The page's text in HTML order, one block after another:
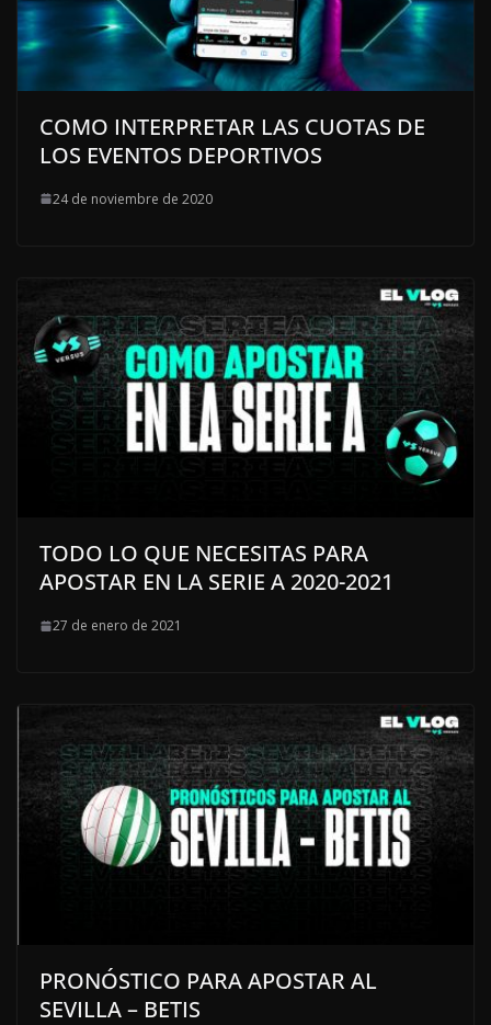
COMO INTERPRETAR LAS CUOTAS DE
LOS EVENTOS DEPORTIVOS
24 de noviembre de 2020
TODO LO QUE NECESITAS PARA
APOSTAR EN LA SERIE A 2020-2021
27 de enero de 2021
PRONÓSTICO PARA APOSTAR AL
SEVILLA – BETIS